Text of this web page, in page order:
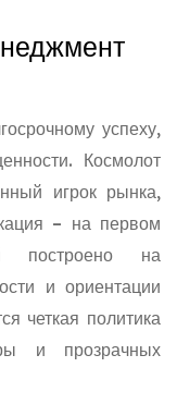
успеху,
Космолот
игрок рынка,
– на первом
построено на
и ориентации
четкая политика
и прозрачных